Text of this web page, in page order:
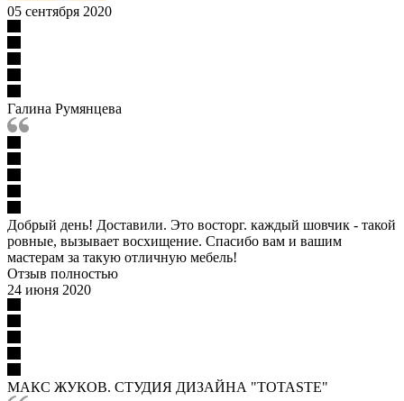
05 сентября 2020
Галина Румянцева
Добрый день! Доставили. Это восторг. каждый шовчик - такой
ровные, вызывает восхищение. Спасибо вам и вашим
мастерам за такую отличную мебель!
Отзыв полностью
24 июня 2020
МАКС ЖУКОВ. СТУДИЯ ДИЗАЙНА "TOTASTE"